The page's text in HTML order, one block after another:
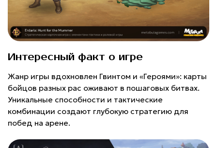
Интересный факт о игре
Жанр игры вдохновлен Гвинтом и «Героями»: карты
бойцов разных рас оживают в пошаговых битвах.
Уникальные способности и тактические
комбинации создают глубокую стратегию для
побед на арене.